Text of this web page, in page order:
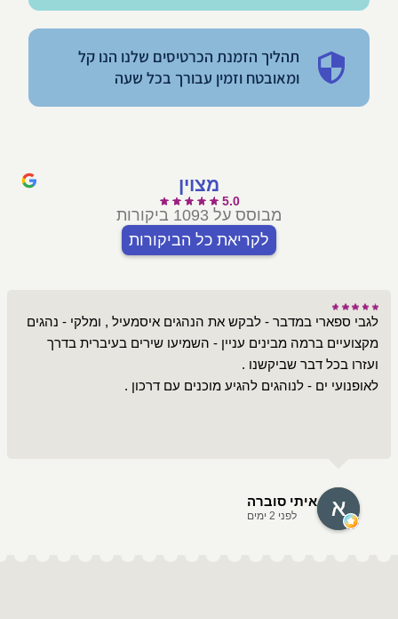
תהליך הזמנת הכרטיסים שלנו הנו קל
ומאובטח וזמין עבורך בכל שעה
מצוין
5.0
מבוסס על 1093 ביקורות
לקריאת כל הביקורות
לגבי ספארי במדבר - לבקש את הנהגים איסמעיל , ומלקי - נהגים
מקצועיים ברמה מבינים עניין - השמיעו שירים בעיברית בדרך
לאופנועי ים - לנוהגים להגיע מוכנים עם דרכון .
איתי סוברה
לפני 2 ימים